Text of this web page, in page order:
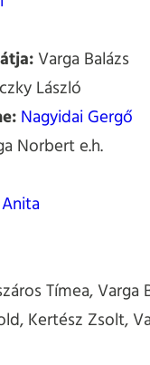
Varga Balázs
László
Nagyidai Gergő
Norbert e.h.
Tímea, Varga
Kertész Zsolt,